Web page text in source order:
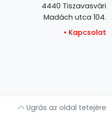
4440 Tiszavasvári
Madách utca 104.
• Kapcsolat
Ugrás az oldal tetejére